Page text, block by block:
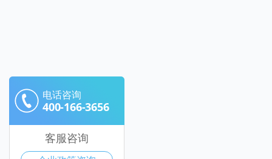
电话咨询
400-166-3656
客服咨询